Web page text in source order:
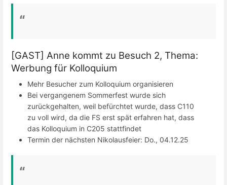
[GAST] Anne kommt zu Besuch 2, Thema:
Werbung für Kolloquium
Mehr Besucher zum Kolloquium organisieren
Bei vergangenem Sommerfest wurde sich
zurückgehalten, weil befürchtet wurde, dass C110
zu voll wird, da die FS erst spät erfahren hat, dass
das Kolloquium in C205 stattfindet
Termin der nächsten Nikolausfeier: Do., 04.12.25